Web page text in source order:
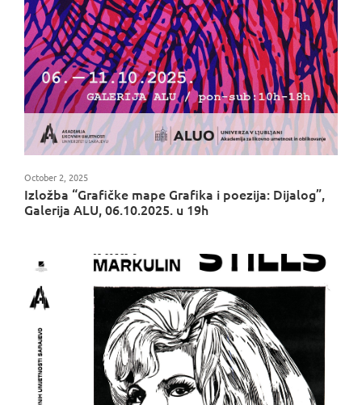
Izložba “Grafičke mape Grafika i poezija: Dijalog”,
Galerija ALU, 06.10.2025. u 19h
October 2, 2025